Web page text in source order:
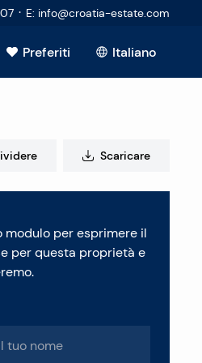
· E: info@croatia-estate.com
Preferiti Italiano
Mostra tutto
Scaricare
modulo per esprimere il
per questa proprietà e